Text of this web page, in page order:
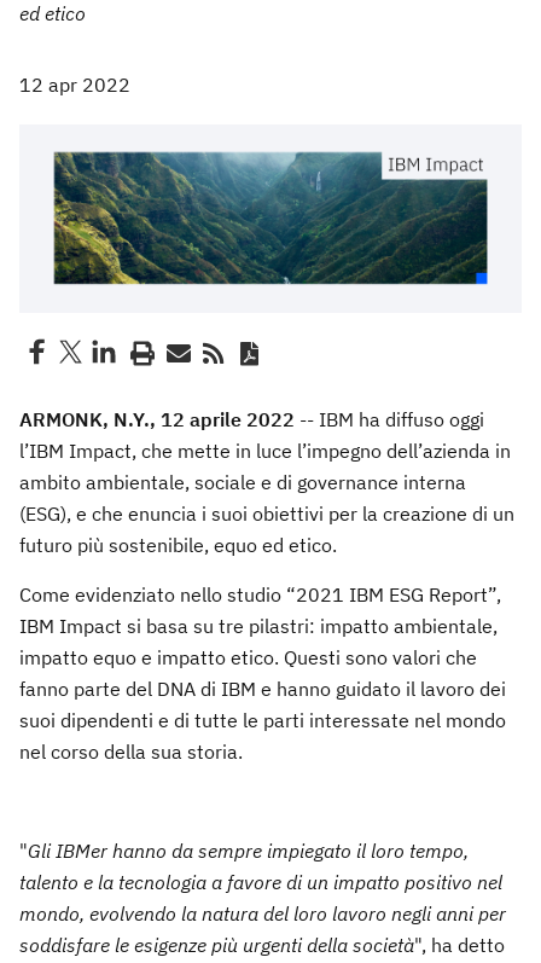
ed etico
12 apr 2022
ARMONK, N.Y., 12 aprile 2022 -- IBM ha diffuso oggi
l’IBM Impact, che mette in luce l’impegno dell’azienda in
ambito ambientale, sociale e di governance interna
(ESG), e che enuncia i suoi obiettivi per la creazione di un
futuro più sostenibile, equo ed etico.
Come evidenziato nello studio “2021 IBM ESG Report”,
IBM Impact si basa su tre pilastri: impatto ambientale,
impatto equo e impatto etico. Questi sono valori che
fanno parte del DNA di IBM e hanno guidato il lavoro dei
suoi dipendenti e di tutte le parti interessate nel mondo
nel corso della sua storia.
"Gli IBMer hanno da sempre impiegato il loro tempo,
talento e la tecnologia a favore di un impatto positivo nel
mondo, evolvendo la natura del loro lavoro negli anni per
soddisfare le esigenze più urgenti della società", ha detto